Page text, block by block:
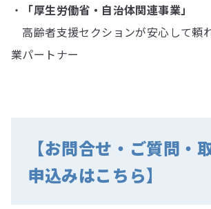
・
「厚生労働省・自治体関連事業」
高齢者支援セクションが安心して頼
業パートナー
【お問合せ・ご質問・
申込みはこちら】